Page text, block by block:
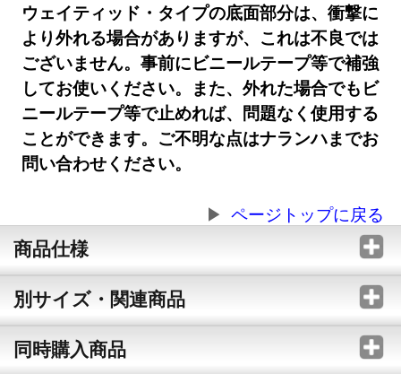
ウェイティッド・タイプの底面部分は、衝撃に
より外れる場合がありますが、これは不良では
ございません。事前にビニールテープ等で補強
してお使いください。また、外れた場合でもビ
ニールテープ等で止めれば、問題なく使用する
ことができます。ご不明な点はナランハまでお
問い合わせください。
ページトップに戻る
商品仕様
別サイズ・関連商品
同時購入商品